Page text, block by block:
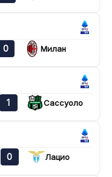
0 Милан
1 Сассуоло
0 Лацио